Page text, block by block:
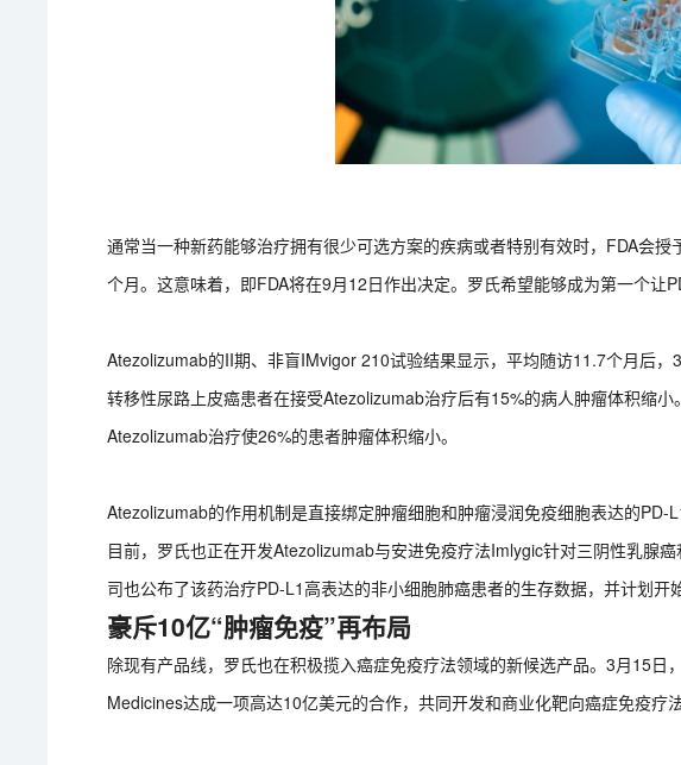
通常当一种新药能够治疗拥有很少可选方案的疾病或者特别有效时，FDA会
个月。这意味着，即FDA将在9月12日作出决定。罗氏希望能够成为第一个让
Atezolizumab的II期、非盲IMvigor 210试验结果显示，平均随访11.7个月后
转移性尿路上皮癌患者在接受Atezolizumab治疗后有15%的病人肿瘤体积缩小
Atezolizumab治疗使26%的患者肿瘤体积缩小。
Atezolizumab的作用机制是直接绑定肿瘤细胞和肿瘤浸润免疫细胞表达的PD-
目前，罗氏也正在开发Atezolizumab与安进免疫疗法Imlygic针对三阴性乳腺
司也公布了该药治疗PD-L1高表达的非小细胞肺癌患者的生存数据，并计划开
豪斥10亿“肿瘤免疫”再布局
除现有产品线，罗氏也在积极揽入癌症免疫疗法领域的新候选产品。3月15日
Medicines达成一项高达10亿美元的合作，共同开发和商业化靶向癌症免疫疗